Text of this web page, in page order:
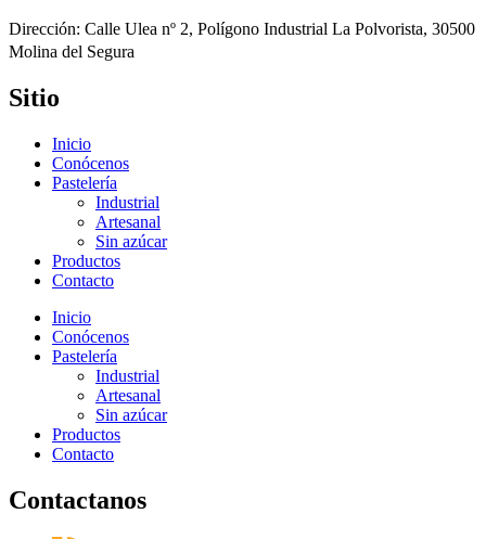
Dirección: Calle Ulea nº 2, Polígono Industrial La Polvorista, 30500
Molina del Segura
Sitio
Inicio
Conócenos
Pastelería
Industrial
Artesanal
Sin azúcar
Productos
Contacto
Inicio
Conócenos
Pastelería
Industrial
Artesanal
Sin azúcar
Productos
Contacto
Contactanos